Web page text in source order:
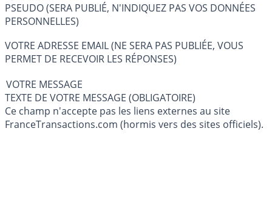
PSEUDO (SERA PUBLIÉ, N'INDIQUEZ PAS VOS DONNÉES
PERSONNELLES)
VOTRE ADRESSE EMAIL (NE SERA PAS PUBLIÉE, VOUS
PERMET DE RECEVOIR LES RÉPONSES)
VOTRE MESSAGE
TEXTE DE VOTRE MESSAGE (OBLIGATOIRE)
Ce champ n'accepte pas les liens externes au site
FranceTransactions.com (hormis vers des sites officiels).